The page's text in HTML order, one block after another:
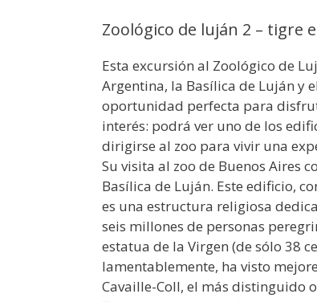
Zoológico de luján 2 – tigre
Esta excursión al Zoológico de
Argentina, la Basílica de Luján y
oportunidad perfecta para
interés: podrá ver uno de los
dirigirse al zoo para vivir una
Su visita al zoo de Buenos Aires
Basílica de Luján. Este edificio,
es una estructura religiosa
seis millones de personas
estatua de la Virgen (de sólo 38
lamentablemente, ha visto
Cavaille-Coll, el más distinguido